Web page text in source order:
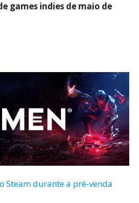
games indies de maio de
Steam durante a pré-venda